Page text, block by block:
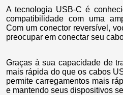
A tecnologia USB-C é
compatibilidade com uma
Com um conector reversível,
preocupar em conectar seu
Graças à sua capacidade de
mais rápida do que os cabos
permite carregamentos mais
e mantendo seus dispositivos